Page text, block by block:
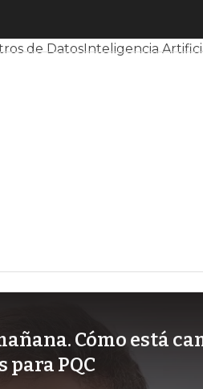
de DatosInteligencia
Cómo está
PQC